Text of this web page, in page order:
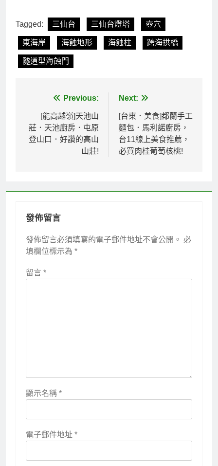
Tagged: 三仙台 三仙台燈塔 壺穴
東海岸 海蝕地形 海蝕柱 跨海拱橋
隧道型海蝕門
導
Previous:
[能高越嶺]天池山
莊．天池廚房．屯原
登山口．好讚的高山
山莊!
Next:
[台東．美食]都蘭手工
麵包．馬利諾廚房，
台11線上美食推薦，
必買肉桂葡萄核桃!
發佈留言
發佈留言必須填寫的電子郵件地址不會公開。 必
填欄位標示為 *
留言 *
顯示名稱 *
電子郵件地址 *